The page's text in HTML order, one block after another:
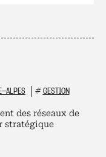
ALPES # GESTION
des réseaux de
stratégique